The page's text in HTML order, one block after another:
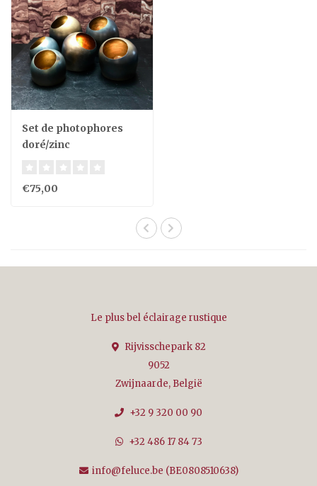
Set de photophores
doré/zinc
€75,00
Le plus bel éclairage rustique
Rijvisschepark 82
9052
Zwijnaarde, België
+32 9 320 00 90
+32 486 17 84 73
info@feluce.be (BE0808510638)